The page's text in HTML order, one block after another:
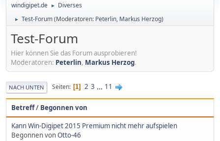
windigipet.de ► Diverses
► Test-Forum(Moderatoren: Peterlin, Markus Herzog)
Test-Forum
Hier können Sie das Forum ausprobieren!
Moderatoren: Peterlin, Markus Herzog.
NACH UNTEN Seiten 1 2 3 ... 11
Betreff/ Begonnen von
Kann Win-Digipet 2015 Premium nicht mehr aufspielen
Begonnen vonOtto-46